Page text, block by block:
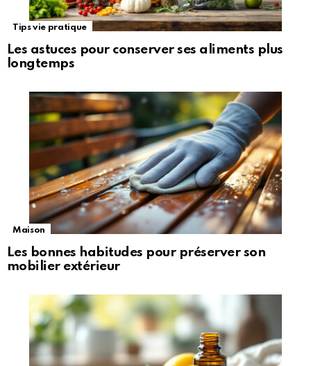
Tips vie pratique
Les astuces pour conserver ses aliments plus
longtemps
Maison
Les bonnes habitudes pour préserver son
mobilier extérieur